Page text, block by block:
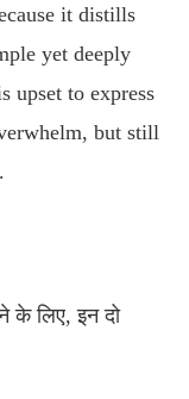
it distills
yet deeply
upset to express
but still
के लिए, इन दो